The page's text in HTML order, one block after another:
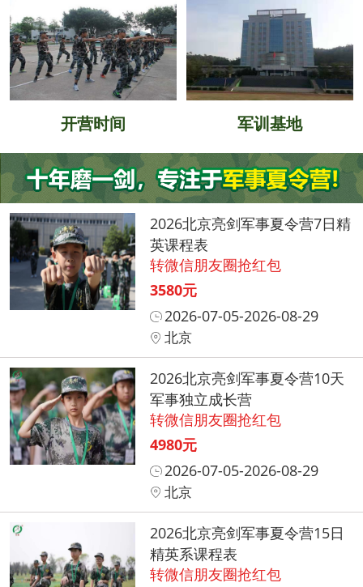
开营时间 军训基地
2026北京亮剑军事夏令营7日精
英课程表
转微信朋友圈抢红包
3580元
2026-07-05-2026-08-29
北京
2026北京亮剑军事夏令营10天
军事独立成长营
转微信朋友圈抢红包
4980元
2026-07-05-2026-08-29
北京
2026北京亮剑军事夏令营15日
精英系课程表
转微信朋友圈抢红包